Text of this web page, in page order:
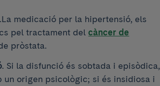
.La medicació per la hipertensió, els
pel tractament delcàncer de
pròstata.
. Si la disfunció és sobtada i episòdica,
un origen psicològic; si és insidiosa i